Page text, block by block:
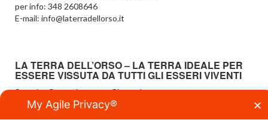
per info: 348 2608646
E-mail: info@laterradellorso.it
LA TERRA DELL’ORSO – LA TERRA IDEALE PER
ESSERE VISSUTA DA TUTTI GLI ESSERI VIVENTI
Scoprire Creare Imparare Giocando…
…a tutte le età
My Agile Privacy® ✕